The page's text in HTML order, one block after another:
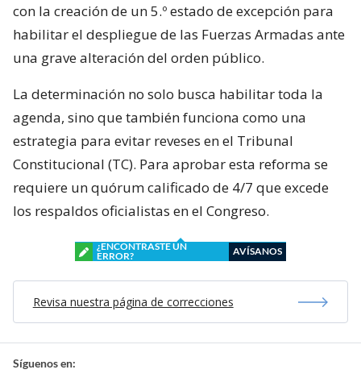
con la creación de un 5.º estado de excepción para
habilitar el despliegue de las Fuerzas Armadas ante
una grave alteración del orden público.
La determinación no solo busca habilitar toda la
agenda, sino que también funciona como una
estrategia para evitar reveses en el Tribunal
Constitucional (TC). Para aprobar esta reforma se
requiere un quórum calificado de 4/7 que excede
los respaldos oficialistas en el Congreso.
¿ENCONTRASTE UN
ERROR?
AVÍSANOS
Revisa nuestra página de correcciones
Síguenos en: